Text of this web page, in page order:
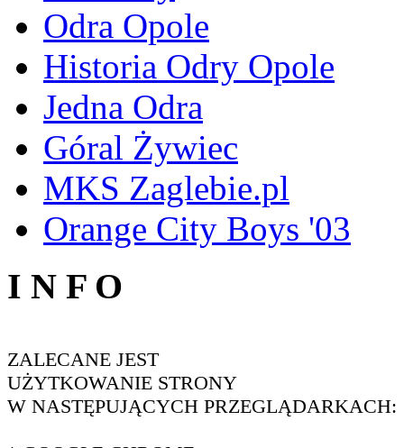
Odra Opole
Historia Odry Opole
Jedna Odra
Góral Żywiec
MKS Zaglebie.pl
Orange City Boys '03
I N F O
ZALECANE JEST
UŻYTKOWANIE STRONY
W NASTĘPUJĄCYCH PRZEGLĄDARKACH: